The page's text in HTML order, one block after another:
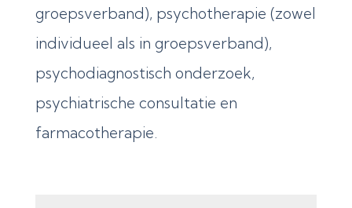
groepsverband), psychotherapie (zowel
individueel als in groepsverband),
psychodiagnostisch onderzoek,
psychiatrische consultatie en
farmacotherapie.